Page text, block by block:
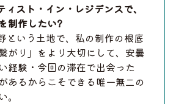
スト・イン・レジデンスで、
制作したい?
という土地で、私の制作の根底
がり」をより大切にして、安曇
経験・今回の滞在で出会った
あるからこそできる唯一無二の